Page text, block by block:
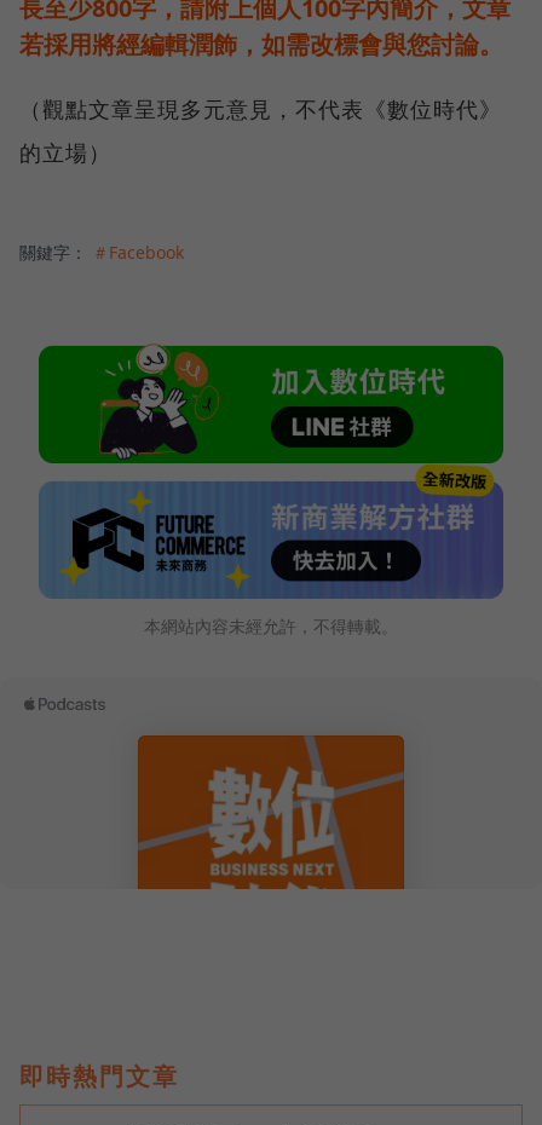
長至少800字，請附上個人100字內簡介，文章
若採用將經編輯潤飾，如需改標會與您討論。
（觀點文章呈現多元意見，不代表《數位時代》
的立場）
關鍵字： ＃Facebook
本網站內容未經允許，不得轉載。
即時熱門文章